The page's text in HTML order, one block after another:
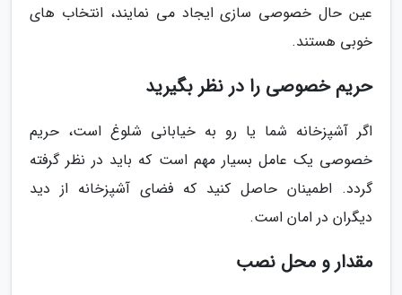
عین حال خصوصی سازی ایجاد می نمایند، انتخاب های
خوبی هستند.
حریم خصوصی را در نظر بگیرید
اگر آشپزخانه شما یا رو به خیابانی شلوغ است، حریم
خصوصی یک عامل بسیار مهم است که باید در نظر گرفته
گردد. اطمینان حاصل کنید که فضای آشپزخانه از دید
دیگران در امان است.
مقدار و محل نصب